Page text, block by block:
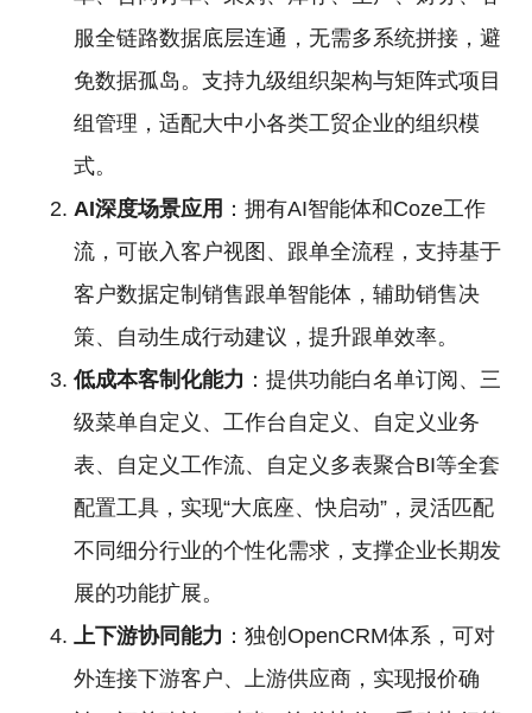
服全链路数据底层连通，无需多系统拼接，避
免数据孤岛。支持九级组织架构与矩阵式项目
组管理，适配大中小各类工贸企业的组织模
式。
AI深度场景应用 ：拥有AI智能体和Coze工作
流，可嵌入客户视图、跟单全流程，支持基于
客户数据定制销售跟单智能体，辅助销售决
策、自动生成行动建议，提升跟单效率。
低成本客制化能力 ：提供功能白名单订阅、三
级菜单自定义、工作台自定义、自定义业务
表、自定义工作流、自定义多表聚合BI等全套
配置工具，实现“大底座、快启动”，灵活匹配
不同细分行业的个性化需求，支撑企业长期发
展的功能扩展。
上下游协同能力 ：独创OpenCRM体系，可对
外连接下游客户、上游供应商，实现报价确